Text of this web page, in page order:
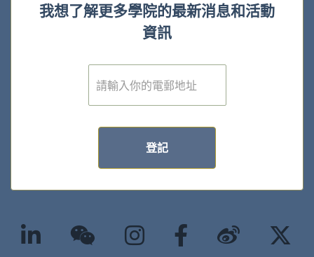
我想了解更多學院的最新消息和活動
資訊
電
子
登記